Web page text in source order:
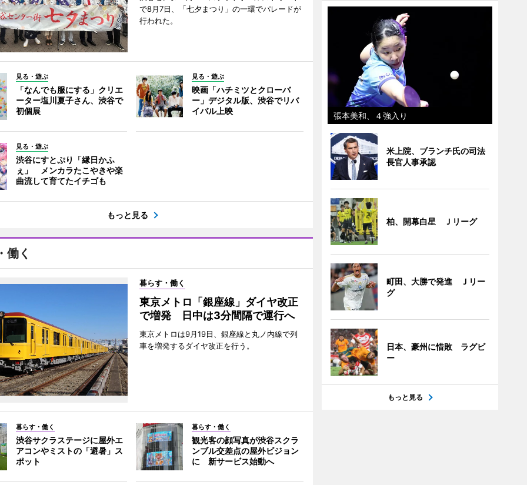
で8月7日、「七夕まつり」の一環でパレードが
行われた。
見る・遊ぶ
「なんでも服にする」クリエ
ーター塩川夏子さん、渋谷で
初個展
見る・遊ぶ
映画「ハチミツとクローバ
ー」デジタル版、渋谷でリバ
イバル上映
見る・遊ぶ
渋谷にすとぷり「縁日かふ
ぇ」 メンカラたこやきや楽
曲流して育てたイチゴも
もっと見る
働く
暮らす・働く
東京メトロ「銀座線」ダイヤ改正
で増発 日中は3分間隔で運行へ
東京メトロは9月19日、銀座線と丸ノ内線で列
車を増発するダイヤ改正を行う。
暮らす・働く
渋谷サクラステージに屋外エ
アコンやミストの「避暑」ス
ポット
暮らす・働く
観光客の顔写真が渋谷スクラ
ンブル交差点の屋外ビジョン
に 新サービス始動へ
張本美和、４強入り
米上院、ブランチ氏の司法
長官人事承認
柏、開幕白星 Ｊリーグ
町田、大勝で発進 Ｊリー
グ
日本、豪州に惜敗 ラグビ
ー
もっと見る